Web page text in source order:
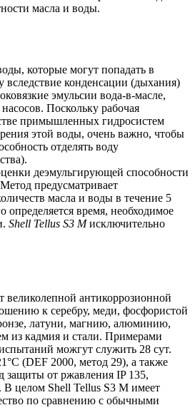
масла и воды.
которые могут попадать в
вследствие конденсации (дыхания)
эмульсии вода-в-масле,
Поскольку рабочая
примышленных гидросистем
этой воды, очень важно, чтобы
отделять воду
деэмульгирующей способности
предусматривает
масла и воды в течение 5
определяется время, необходимое
Shell Tellus S3 Mисключительно
великолепной антикоррозионной
к серебру, меди, фосфористой
латуни, магнию, алюминию,
из кадмия и стали. Примерами
можгут служить 28 сут.
(DEF 2000, метод 29), а также
защиты от ржавления IP 135,
В целом Shell Tellus S3 M имеет
по сравнению с обычными